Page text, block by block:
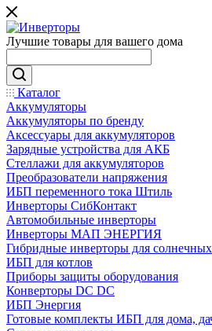
Лучшие товары для вашего дома
Каталог
Аккумуляторы
Аккумуляторы по бренду
Аксессуары для аккумуляторов
Зарядные устройства для АКБ
Стеллажи для аккумуляторов
Преобразователи напряжения
ИБП переменного тока Штиль
Инверторы СибКонтакт
Автомобильные инверторы
Инверторы МАП ЭНЕРГИЯ
Гибридные инверторы для солнечных
ИБП для котлов
Приборы защиты оборудования
Конверторы DC DC
ИБП Энергия
Готовые комплекты ИБП для дома,